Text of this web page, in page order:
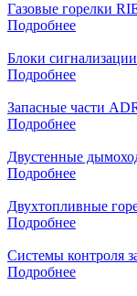
Газовые горелки
Подробнее
Блоки
Подробнее
Запасные части
Подробнее
Двустенные
Подробнее
Двухтопливные
Подробнее
Системы контроля
Подробнее